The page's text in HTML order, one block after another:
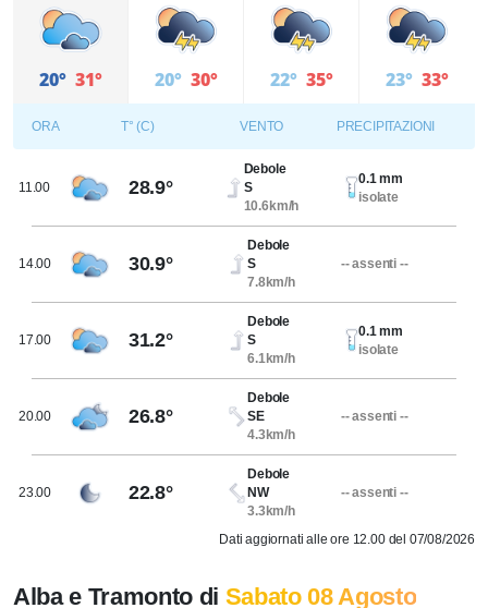
20° 31° 20° 30° 22° 35° 23° 33°
ORA T° (C) VENTO PRECIPITAZIONI
11.00 28.9°
Debole
S
10.6km/h
0.1 mm
isolate
14.00 30.9°
Debole
S
7.8km/h
-- assenti --
17.00 31.2°
Debole
S
6.1km/h
0.1 mm
isolate
20.00 26.8°
Debole
SE
4.3km/h
-- assenti --
23.00 22.8°
Debole
NW
3.3km/h
-- assenti --
Dati aggiornati alle ore 12.00 del 07/08/2026
Alba e Tramonto di Sabato 08 Agosto